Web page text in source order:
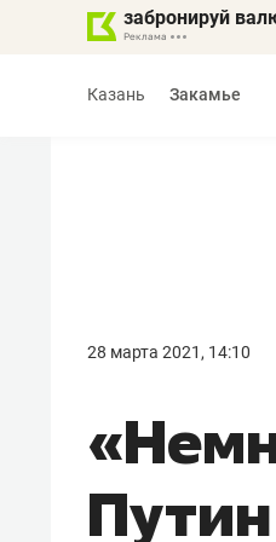
забронируй
Казань Закамье
28 марта 2021, 14:10